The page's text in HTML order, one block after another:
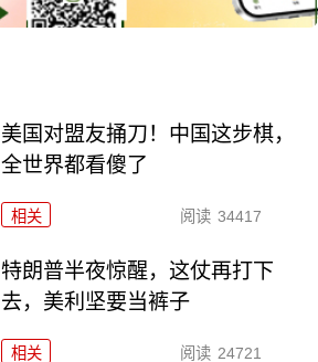
美国对盟友捅刀！中国这步棋，
全世界都看傻了
相关 阅读 34417
特朗普半夜惊醒，这仗再打下
去，美利坚要当裤子
相关 阅读 24721